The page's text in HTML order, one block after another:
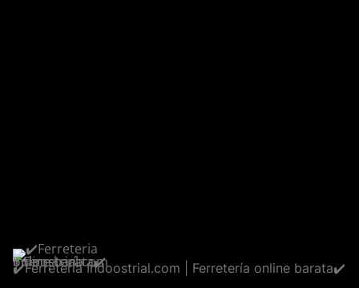
✔️Ferreteria Indoostrial.com | Ferretería online barata✔️